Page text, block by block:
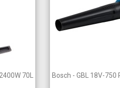
70L
Vista
Bosch - GBL 18V-750